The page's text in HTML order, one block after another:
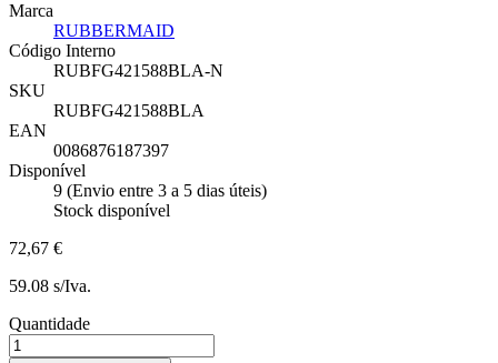
Marca
RUBBERMAID
Código Interno
RUBFG421588BLA-N
SKU
RUBFG421588BLA
EAN
0086876187397
Disponível
9 (Envio entre 3 a 5 dias úteis)
Stock disponível
72,67 €
59.08 s/Iva.
Quantidade